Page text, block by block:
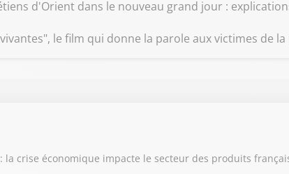
d'Orient dans le nouveau grand jour :
le film qui donne la parole aux victimes de
la crise économique impacte le secteur des produits